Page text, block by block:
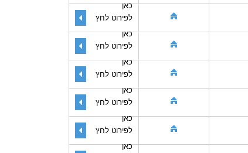
כאן
לפירוט לחץ
כאן
לפירוט לחץ
כאן
לפירוט לחץ
כאן
לפירוט לחץ
כאן
לפירוט לחץ
כאן